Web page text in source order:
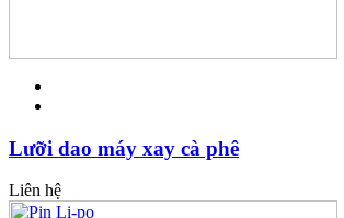
Lưỡi dao máy xay cà phê
Liên hệ